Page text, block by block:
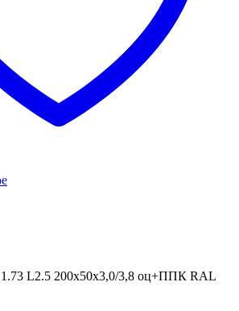
L2.5 200x50x3,0/3,8 оц+ППК RAL